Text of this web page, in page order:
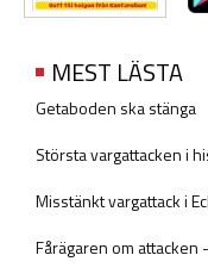
MEST LÄSTA
Getaboden ska stänga
Största vargattacken i
Misstänkt vargattack i
Fårägaren om attacken